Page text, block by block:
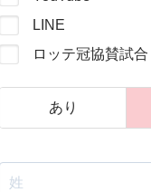
LINE
ロッテ冠協賛試合
あり